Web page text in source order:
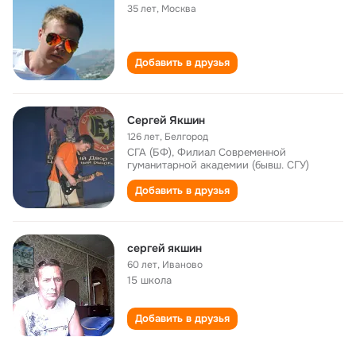
35 лет, Москва
Добавить в друзья
Сергей Якшин
126 лет, Белгород
СГА (БФ), Филиал Современной
гуманитарной академии (бывш. СГУ)
Добавить в друзья
сергей якшин
60 лет, Иваново
15 школа
Добавить в друзья